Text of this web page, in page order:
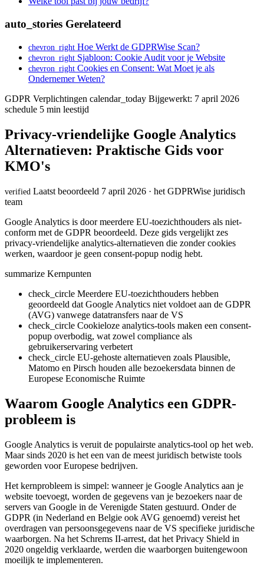
auto_stories Gerelateerd
chevron_right Hoe Werkt de GDPRWise Scan?
chevron_right Sjabloon: Cookie Audit voor je Website
chevron_right Cookies en Consent: Wat Moet je als
Ondernemer Weten?
GDPR Verplichtingen calendar_today Bijgewerkt: 7 april 2026
schedule 5 min leestijd
Privacy-vriendelijke Google Analytics
Alternatieven: Praktische Gids voor
KMO's
verified Laatst beoordeeld 7 april 2026 · het GDPRWise juridisch
team
Google Analytics is door meerdere EU-toezichthouders als niet-
conform met de GDPR beoordeeld. Deze gids vergelijkt zes
privacy-vriendelijke analytics-alternatieven die zonder cookies
werken, waardoor je geen consent-popup nodig hebt.
summarize Kernpunten
check_circle Meerdere EU-toezichthouders hebben
geoordeeld dat Google Analytics niet voldoet aan de GDPR
(AVG) vanwege datatransfers naar de VS
check_circle Cookieloze analytics-tools maken een consent-
popup overbodig, wat zowel compliance als
gebruikerservaring verbetert
check_circle EU-gehoste alternatieven zoals Plausible,
Matomo en Pirsch houden alle bezoekersdata binnen de
Europese Economische Ruimte
Waarom Google Analytics een GDPR-
probleem is
Google Analytics is veruit de populairste analytics-tool op het web.
Maar sinds 2020 is het een van de meest juridisch betwiste tools
geworden voor Europese bedrijven.
Het kernprobleem is simpel: wanneer je Google Analytics aan je
website toevoegt, worden de gegevens van je bezoekers naar de
servers van Google in de Verenigde Staten gestuurd. Onder de
GDPR (in Nederland en Belgie ook AVG genoemd) vereist het
overdragen van persoonsgegevens naar de VS specifieke juridische
waarborgen. Na het Schrems II-arrest, dat het Privacy Shield in
2020 ongeldig verklaarde, werden die waarborgen buitengewoon
moeilijk te implementeren.